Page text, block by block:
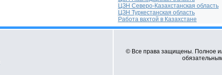
ЦЗН Северо-Казахстанская область
ЦЗН Туркестанская область
Работа вахтой в Казахстане
© Все права защищены. Полное